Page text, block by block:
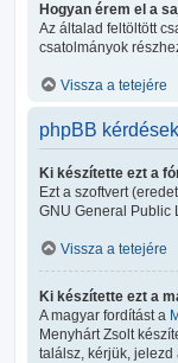
Hogyan érem el a
Az általad feltöltött
csatolmányok
Vissza a tetejére
phpBB kérdések
Ki készítette ezt a
Ezt a szoftvert
GNU General Public
Vissza a tetejére
Ki készítette ezt a
A magyar fordítást a
Menyhárt Zsolt
találsz, kérjük, jelezd